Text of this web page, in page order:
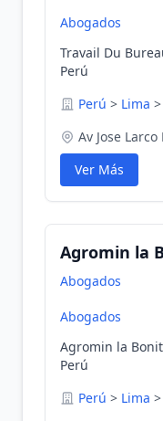
Abogados
Travail Du
Perú
Perú > Lima >
Av Jose
Ver Más
Agromin la
Abogados
Abogados
Agromin la
Perú
Perú > Lima >